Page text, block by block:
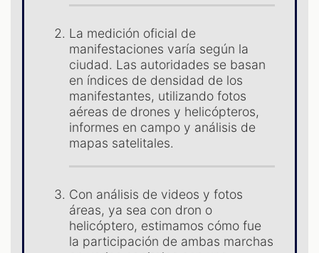
La medición oficial de
manifestaciones varía según la
ciudad. Las autoridades se basan
en índices de densidad de los
manifestantes, utilizando fotos
aéreas de drones y helicópteros,
informes en campo y análisis de
mapas satelitales.
Con análisis de videos y fotos
áreas, ya sea con dron o
helicóptero, estimamos cómo fue
la participación de ambas marchas